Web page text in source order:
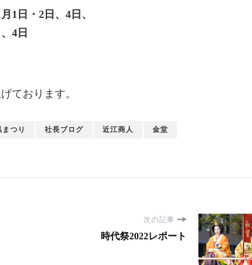
・2日、4日、
4日
ております。
まつり 社長ブログ 近江商人 金堂
次の記事
時代祭2022レポート